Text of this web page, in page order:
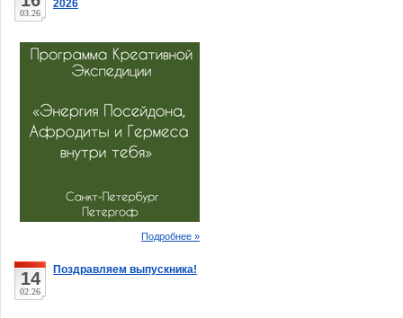
2026
03.26
Подробнее »
Поздравляем выпускника!
14
02.26